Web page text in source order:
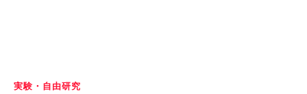
実験・自由研究